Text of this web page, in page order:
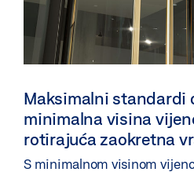
Maksimalni standardi
minimalna visina
rotirajuća zaokretna
S minimalnom visinom